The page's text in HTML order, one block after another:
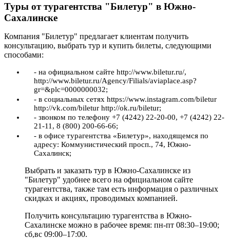
Туры от турагентства "Билетур" в Южно-
Сахалинске
Компания "Билетур" предлагает клиентам получить
консультацию, выбрать тур и купить билеты, следующими
способами:
- на официальном сайте http://www.biletur.ru/,
http://www.biletur.ru/Agency/Filials/aviaplace.asp?
gr=&plc=0000000032;
- в социальных сетях https://www.instagram.com/biletur
http://vk.com/biletur http://ok.ru/biletur;
- звонком по телефону +7 (4242) 22-20-00, +7 (4242) 22-
21-11, 8 (800) 200-66-66;
- в офисе турагентства «Билетур», находящемся по
адресу: Коммунистический просп., 74, Южно-
Сахалинск;
Выбрать и заказать тур в Южно-Сахалинске из
"Билетур" удобнее всего на официальном сайте
турагентства, также там есть информация о различных
скидках и акциях, проводимых компанией.
Получить консультацию турагентства в Южно-
Сахалинске можно в рабочее время: пн-пт 08:30–19:00;
сб,вс 09:00–17:00.